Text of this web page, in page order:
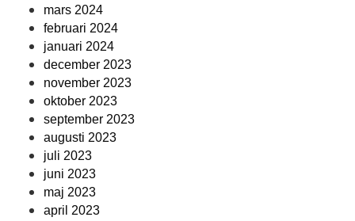
mars 2024
februari 2024
januari 2024
december 2023
november 2023
oktober 2023
september 2023
augusti 2023
juli 2023
juni 2023
maj 2023
april 2023